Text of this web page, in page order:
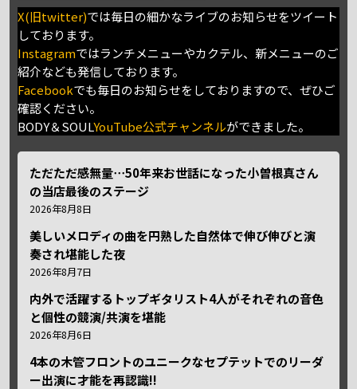
X(旧twitter)では毎日の細かなライブのお知らせをツイート
しております。
Instagramではランチメニューやカクテル、新メニューのご
紹介なども発信しております。
Facebookでも毎日のお知らせをしておりますので、ぜひご
確認ください。
BODY＆SOULYouTube公式チャンネルができました。
ただただ感無量⋯50年来お世話になった小曽根真さん
の当店最後のステージ
2026年8月8日
美しいメロディの曲を円熟した自然体で伸び伸びと演
奏され堪能した夜
2026年8月7日
内外で活躍するトップギタリスト4人がそれぞれの音色
と個性の競演/共演を堪能
2026年8月6日
4本の木管フロントのユニークなセプテットでのリーダ
ー出演に才能を再認識!!